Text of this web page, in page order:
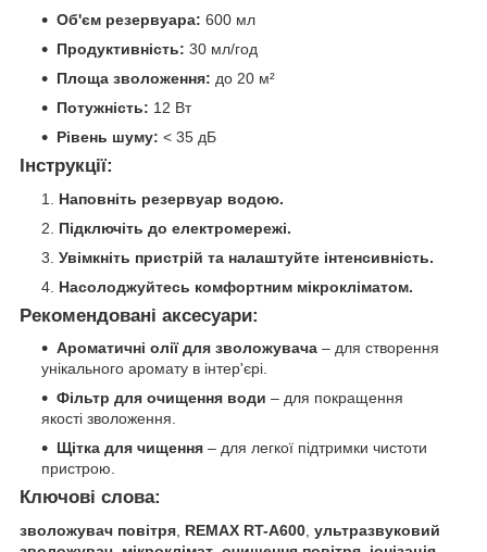
Об'єм резервуара: 600 мл
Продуктивність: 30 мл/год
Площа зволоження: до 20 м²
Потужність: 12 Вт
Рівень шуму: < 35 дБ
Інструкції:
Наповніть резервуар водою.
Підключіть до електромережі.
Увімкніть пристрій та налаштуйте інтенсивність.
Насолоджуйтесь комфортним мікрокліматом.
Рекомендовані аксесуари:
Ароматичні олії для зволожувача – для створення
унікального аромату в інтер'єрі.
Фільтр для очищення води – для покращення
якості зволоження.
Щітка для чищення – для легкої підтримки чистоти
пристрою.
Ключові слова:
зволожувач повітря, REMAX RT-A600, ультразвуковий